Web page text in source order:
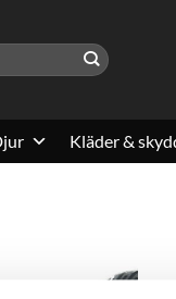
Kläder &